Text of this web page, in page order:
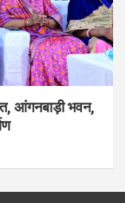
आंगनबाड़ी भवन,